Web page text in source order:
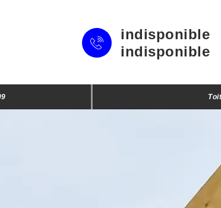
indisponible
indisponible